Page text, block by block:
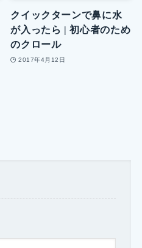
クイックターンで鼻に水
が入ったら | 初心者のため
のクロール
2017年4月12日